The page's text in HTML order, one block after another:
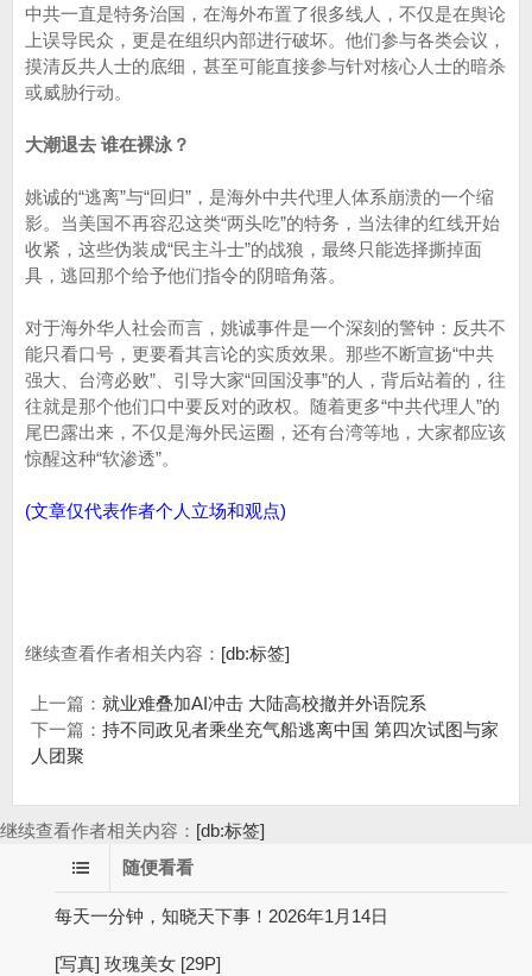
中共一直是特务治国，在海外布置了很多线人，不仅是在舆论
上误导民众，更是在组织内部进行破坏。他们参与各类会议，
摸清反共人士的底细，甚至可能直接参与针对核心人士的暗杀
或威胁行动。
大潮退去 谁在裸泳？
姚诚的“逃离”与“回归”，是海外中共代理人体系崩溃的一个缩
影。当美国不再容忍这类“两头吃”的特务，当法律的红线开始
收紧，这些伪装成“民主斗士”的战狼，最终只能选择撕掉面
具，逃回那个给予他们指令的阴暗角落。
对于海外华人社会而言，姚诚事件是一个深刻的警钟：反共不
能只看口号，更要看其言论的实质效果。那些不断宣扬“中共
强大、台湾必败”、引导大家“回国没事”的人，背后站着的，往
往就是那个他们口中要反对的政权。随着更多“中共代理人”的
尾巴露出来，不仅是海外民运圈，还有台湾等地，大家都应该
惊醒这种“软渗透”。
(文章仅代表作者个人立场和观点)
继续查看作者相关内容： [db:标签]
上一篇： 就业难叠加AI冲击 大陆高校撤并外语院系
下一篇： 持不同政见者乘坐充气船逃离中国 第四次试图与家
人团聚
继续查看作者相关内容： [db:标签]
随便看看
每天一分钟，知晓天下事！2026年1月14日
[写真] 玫瑰美女 [29P]